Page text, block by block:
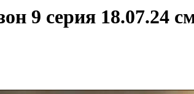
9 серия 18.07.24